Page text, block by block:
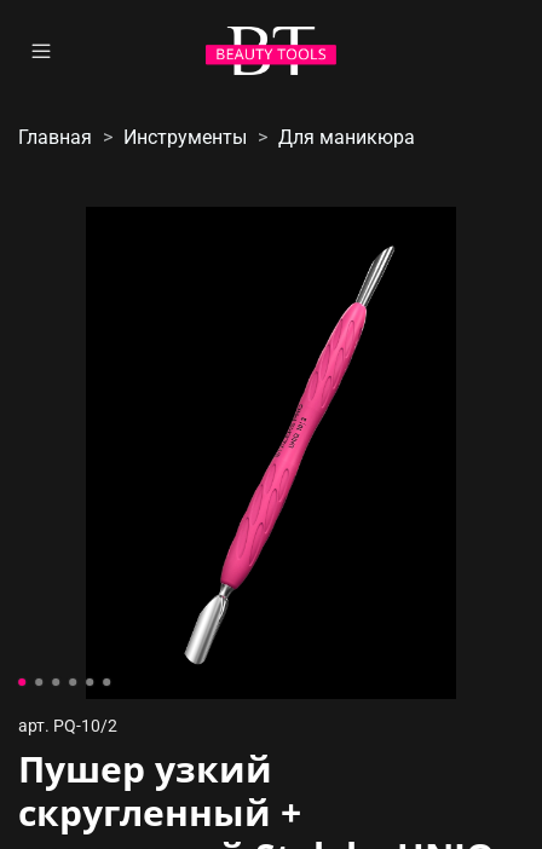
Главная Инструменты Для маникюра
арт. PQ-10/2
Пушер узкий
скругленный +